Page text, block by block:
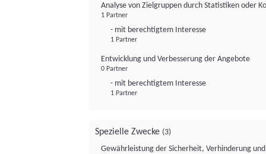
Analyse von Zielgruppen durch Statistiken oder
1 Partner
- mit berechtigtem Interesse
1 Partner
Entwicklung und Verbesserung der Angebote
0 Partner
- mit berechtigtem Interesse
1 Partner
Spezielle Zwecke (3)
Gewährleistung der Sicherheit, Verhinderung